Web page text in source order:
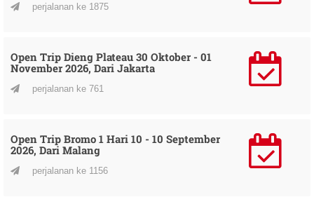
perjalanan ke 1875
Open Trip Dieng Plateau 30 Oktober - 01
November 2026, Dari Jakarta
perjalanan ke 761
Open Trip Bromo 1 Hari 10 - 10 September
2026, Dari Malang
perjalanan ke 1156